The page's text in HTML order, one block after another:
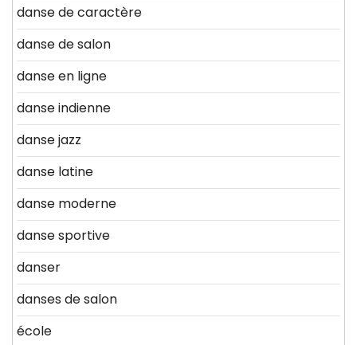
danse de caractère
danse de salon
danse en ligne
danse indienne
danse jazz
danse latine
danse moderne
danse sportive
danser
danses de salon
école